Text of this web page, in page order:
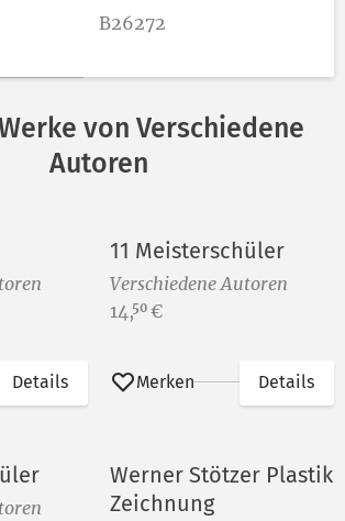
B26272
von Verschiedene
Autoren
Details
11 Meisterschüler
Verschiedene Autoren
Preis:
14,50 €
Merken Details
Werner Stötzer Plastik
Zeichnung